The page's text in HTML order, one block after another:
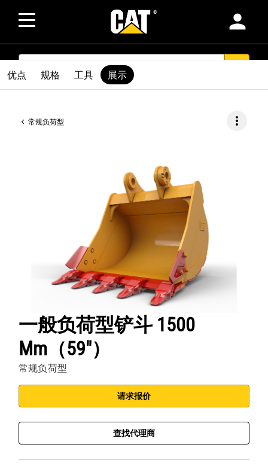
person
SEARCH
常规负荷型 more_vert
一般负荷型铲斗 1500
Mm（59"）
常规负荷型
请求报价
查找代理商
优点 规格 工具 展示